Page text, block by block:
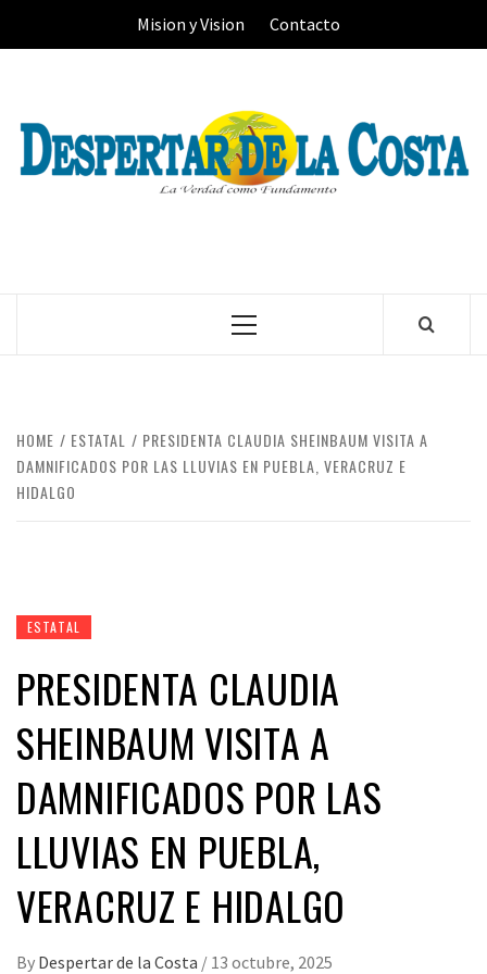
Mision y Vision Contacto
Primary
HOME ESTATAL
PRESIDENTA CLAUDIA SHEINBAUM VISITA A
DAMNIFICADOS POR LAS LLUVIAS EN PUEBLA, VERACRUZ E
HIDALGO
ESTATAL
PRESIDENTA CLAUDIA
SHEINBAUM VISITA A
DAMNIFICADOS POR LAS
LLUVIAS EN PUEBLA,
VERACRUZ E HIDALGO
By Despertar de la Costa / 13 octubre, 2025